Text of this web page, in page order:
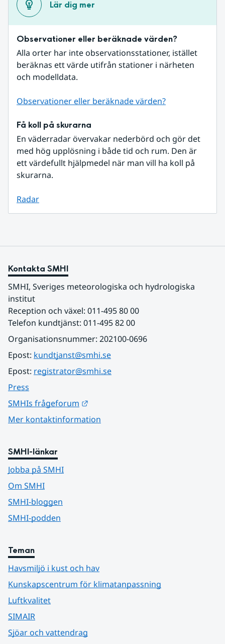
Lär dig mer
Observationer eller beräknade värden?
Alla orter har inte observationsstationer, istället
beräknas ett värde utifrån stationer i närheten
och modelldata.
Observationer eller beräknade värden?
Få koll på skurarna
En väderradar övervakar nederbörd och gör det
med hög upplösning i både tid och rum. Den är
ett värdefullt hjälpmedel när man vill ha koll på
skurarna.
Radar
Kontakta SMHI
SMHI, Sveriges meteorologiska och hydrologiska
institut
Reception och växel: 011-495 80 00
Telefon kundtjänst: 011-495 82 00
Organisationsnummer: 202100-0696
Epost: kundtjanst@smhi.se
Epost: registrator@smhi.se
Press
SMHIs frågeforum
Mer kontaktinformation
SMHI-länkar
Jobba på SMHI
Om SMHI
SMHI-bloggen
SMHI-podden
Teman
Havsmiljö i kust och hav
Kunskapscentrum för klimatanpassning
Luftkvalitet
SIMAIR
Sjöar och vattendrag